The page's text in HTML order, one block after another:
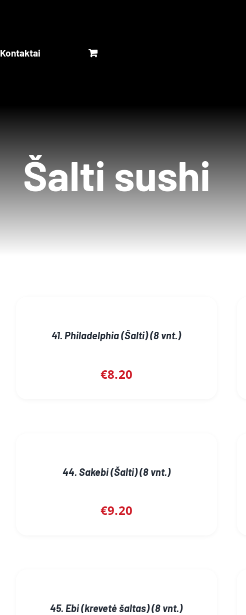
Kontaktai
Šalti sushi
41. Philadelphia (Šalti) (8 vnt.)
€8.20
44. Sakebi (Šalti) (8 vnt.)
€9.20
45. Ebi (krevetė šaltas) (8 vnt.)